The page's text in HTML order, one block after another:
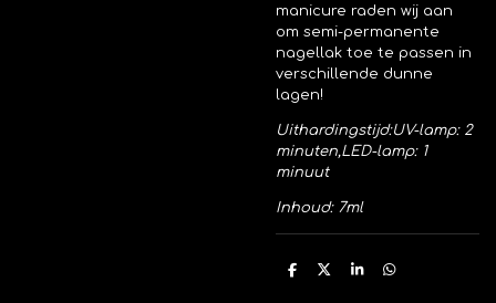
manicure raden wij aan
om semi-permanente
nagellak toe te passen in
verschillende dunne
lagen!
Uithardingstijd:UV-lamp: 2
minuten,LED-lamp: 1
minuut
Inhoud: 7ml
D
D
S
D